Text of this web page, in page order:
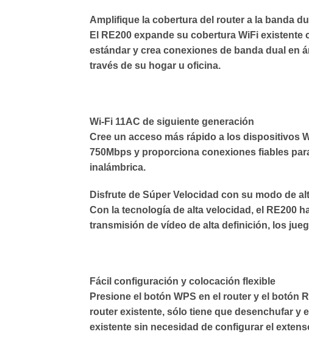
Amplifique la cobertura del router a la banda
El RE200 expande su cobertura WiFi
estándar y crea conexiones de banda dual en
través de su hogar u oficina.
Wi-Fi 11AC de siguiente generación
Cree un acceso más rápido a los dispositivos
750Mbps y proporciona conexiones fiables
inalámbrica.
Disfrute de Súper Velocidad con su modo de
Con la tecnología de alta velocidad, el RE200
transmisión de vídeo de alta definición, los
Fácil configuración y colocación flexible
Presione el botón WPS en el router y el botón
router existente, sólo tiene que desenchufar y
existente sin necesidad de configurar el